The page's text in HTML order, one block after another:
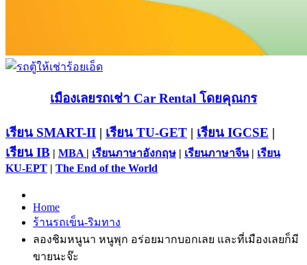
เมืองเลยรถเช่า Car Rental โดยคุณกร
เรียน SMART-II | เรียน TU-GET | เรียน IGCSE |
เรียน IB | MBA | เรียนภาษาอังกฤษ | เรียนภาษาจีน| เรียน
KU-EPT | The End of the World
Home
ร้านรถเข็น-ริมทาง
ลองชิมหนูนา หนูพุก อร่อยมากบอกเลย และที่เมืองเลยก็มี
ขายนะจ๊ะ